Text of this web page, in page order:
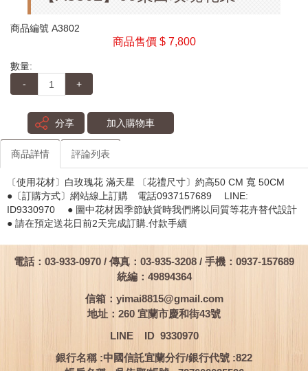
商品編號 A3802
商品售價 $ 7,800
數量:
-
+
分享 加入購物車
商品詳情 評論列表
〔使用花材〕白玫瑰花 滿天星 〔花禮尺寸〕約高50 CM 寬 50CM
●〔訂購方式〕網站線上訂購 電話0937157689 LINE:
ID9330970 ● 圖中花材因季節缺貨時我們將以同質等花卉替代設計
● 請在預定送花日前2天完成訂購.付款手續
電話：03-933-0970 / 傳真：03-935-3208 / 手機：0937-157689
統編：49894364
信箱： yimai8815@gmail.com
地址：260 宜蘭市慶和街43號
LINE ID 9330970
銀行名稱 :中國信託宜蘭分行/銀行代號 :822